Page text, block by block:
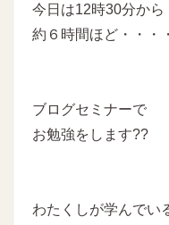
今日は12時30分から
約６時間ほど・・・
ブログセミナーで
お勉強をします??
わたくしが学んでい